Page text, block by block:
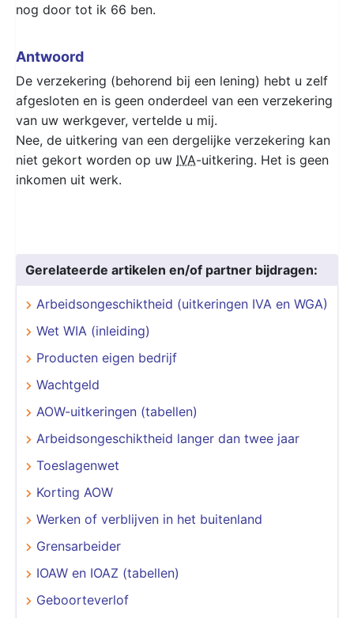
nog door tot ik 66 ben.
Antwoord
De verzekering (behorend bij een lening) hebt u zelf
afgesloten en is geen onderdeel van een verzekering
van uw werkgever, vertelde u mij.
Nee, de uitkering van een dergelijke verzekering kan
niet gekort worden op uw IVA-uitkering. Het is geen
inkomen uit werk.
Gerelateerde artikelen en/of partner bijdragen:
Arbeidsongeschiktheid (uitkeringen IVA en WGA)
Wet WIA (inleiding)
Producten eigen bedrijf
Wachtgeld
AOW-uitkeringen (tabellen)
Arbeidsongeschiktheid langer dan twee jaar
Toeslagenwet
Korting AOW
Werken of verblijven in het buitenland
Grensarbeider
IOAW en IOAZ (tabellen)
Geboorteverlof